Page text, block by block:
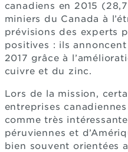
canadiens en 2015
miniers du Canada à
prévisions des experts
positives : ils
2017 grâce à
cuivre et du zinc.
Lors de la mission,
entreprises
comme très
péruviennes et
bien souvent orientées